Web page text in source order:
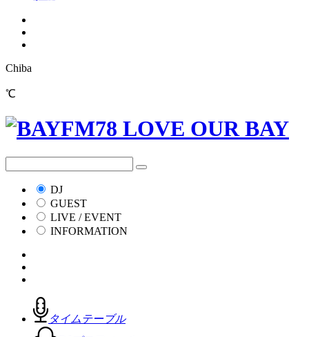
Chiba
℃
DJ
GUEST
LIVE / EVENT
INFORMATION
タイムテーブル